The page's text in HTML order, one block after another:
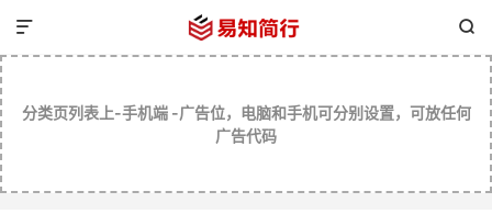


分类页列表上-手机端 -广告位，电脑和手机可分别设置，可放任何
广告代码